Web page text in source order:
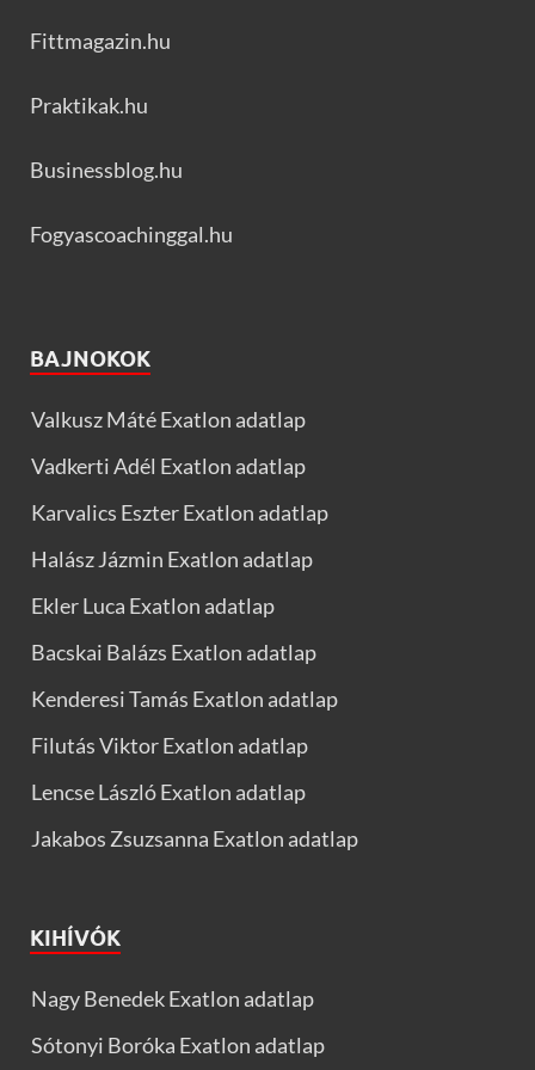
Fittmagazin.hu
Praktikak.hu
Businessblog.hu
Fogyascoachinggal.hu
BAJNOKOK
Valkusz Máté Exatlon adatlap
Vadkerti Adél Exatlon adatlap
Karvalics Eszter Exatlon adatlap
Halász Jázmin Exatlon adatlap
Ekler Luca Exatlon adatlap
Bacskai Balázs Exatlon adatlap
Kenderesi Tamás Exatlon adatlap
Filutás Viktor Exatlon adatlap
Lencse László Exatlon adatlap
Jakabos Zsuzsanna Exatlon adatlap
KIHÍVÓK
Nagy Benedek Exatlon adatlap
Sótonyi Boróka Exatlon adatlap